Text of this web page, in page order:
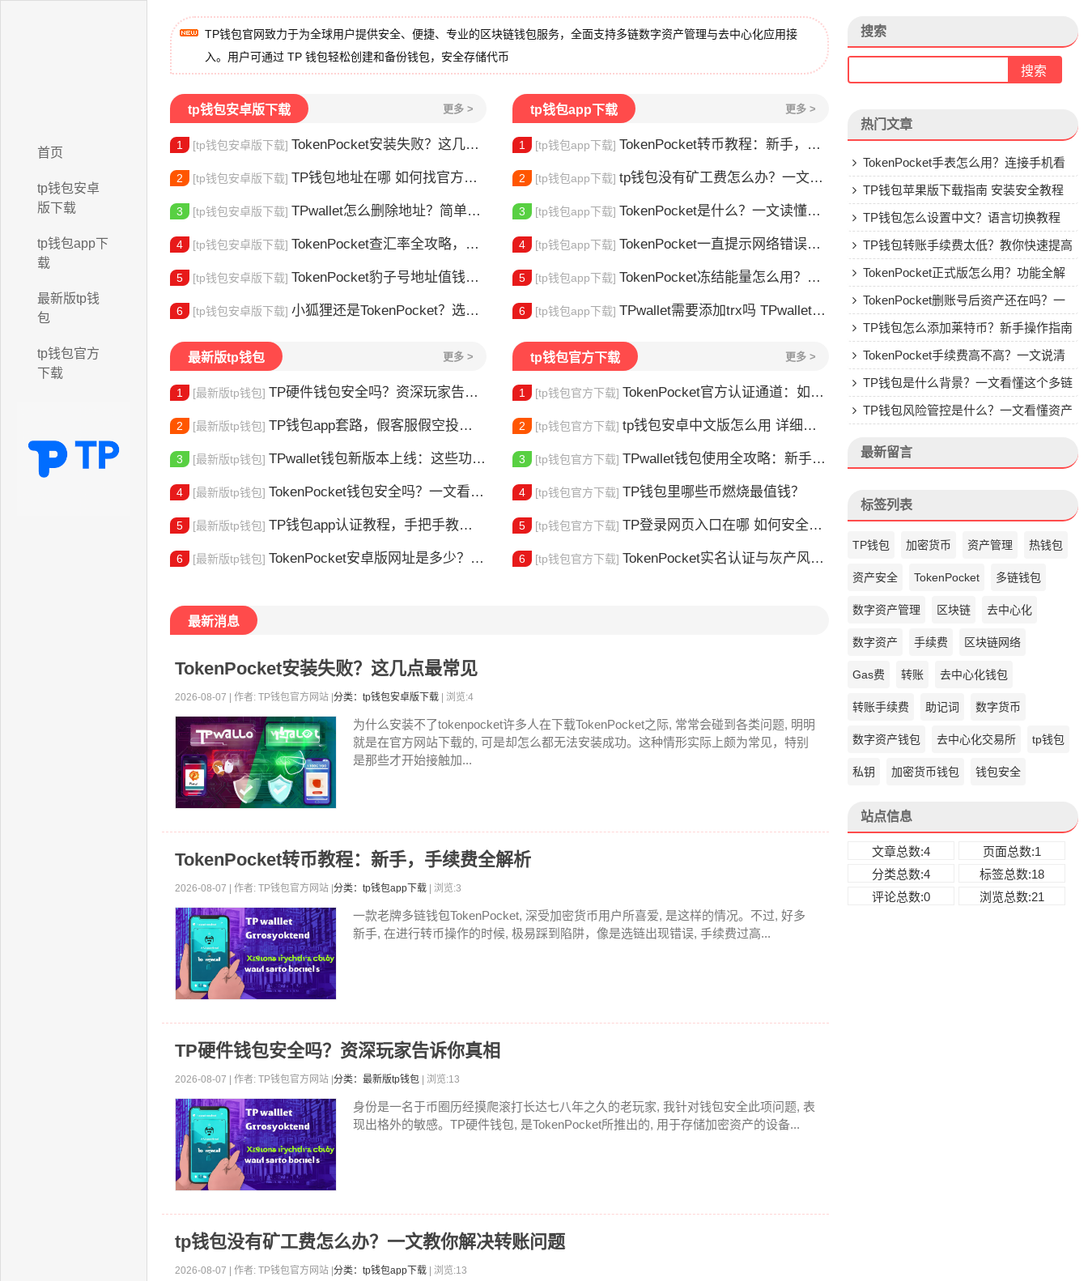
首页
tp钱包安卓
版下载
tp钱包app下
载
最新版tp钱
包
tp钱包官方
下载
TP钱包官网致力于为全球用户提供安全、便捷、专业的区块链钱包服务，全面支持多链数字资产管理与去中心化应用接
入。用户可通过 TP 钱包轻松创建和备份钱包，安全存储代币
tp钱包安卓版下载 更多 >
1 [tp钱包安卓版下载] TokenPocket安装失败？这几点最常见
2 [tp钱包安卓版下载] TP钱包地址在哪 如何找官方下载入口
3 [tp钱包安卓版下载] TPwallet怎么删除地址？简单几步教你移除多余钱包
4 [tp钱包安卓版下载] TokenPocket查汇率全攻略，新手一看就会
5 [tp钱包安卓版下载] TokenPocket豹子号地址值钱吗？新手看完这篇就懂了
6 [tp钱包安卓版下载] 小狐狸还是TokenPocket？选对钱包很重要
tp钱包app下载 更多 >
1 [tp钱包app下载] TokenPocket转币教程：新手，手续费全解析
2 [tp钱包app下载] tp钱包没有矿工费怎么办？一文教你解决转账问题
3 [tp钱包app下载] TokenPocket是什么？一文读懂这款热门多链钱包
4 [tp钱包app下载] TokenPocket一直提示网络错误怎么办？这几个方法帮你快速解决
5 [tp钱包app下载] TokenPocket冻结能量怎么用？TRX冻结获取能量详解
6 [tp钱包app下载] TPwallet需要添加trx吗 TPwallet要不要充TRX？一文说清
最新版tp钱包 更多 >
1 [最新版tp钱包] TP硬件钱包安全吗？资深玩家告诉你真相
2 [最新版tp钱包] TP钱包app套路，假客服假空投全曝光
3 [最新版tp钱包] TPwallet钱包新版本上线：这些功能升级值得体验
4 [最新版tp钱包] TokenPocket钱包安全吗？一文看懂真实风险
5 [最新版tp钱包] TP钱包app认证教程，手把手教你完成身份验证
6 [最新版tp钱包] TokenPocket安卓版网址是多少？一文教你安全下载
tp钱包官方下载 更多 >
1 [tp钱包官方下载] TokenPocket官方认证通道：如何找到真正的官方渠道
2 [tp钱包官方下载] tp钱包安卓中文版怎么用 详细安装教程
3 [tp钱包官方下载] TPwallet钱包使用全攻略：新手也能快速上手掌握
4 [tp钱包官方下载] TP钱包里哪些币燃烧最值钱？
5 [tp钱包官方下载] TP登录网页入口在哪 如何安全快速登陆平台
6 [tp钱包官方下载] TokenPocket实名认证与灰产风险全解析
最新消息
TokenPocket安装失败？这几点最常见
2026-08-07 | 作者: TP钱包官方网站 | 分类：tp钱包安卓版下载 | 浏览:4
为什么安装不了tokenpocket许多人在下载TokenPocket之际, 常常会碰到各类问题, 明明
就是在官方网站下载的, 可是却怎么都无法安装成功。这种情形实际上颇为常见，特别
是那些才开始接触加...
TokenPocket转币教程：新手，手续费全解析
2026-08-07 | 作者: TP钱包官方网站 | 分类：tp钱包app下载 | 浏览:3
一款老牌多链钱包TokenPocket, 深受加密货币用户所喜爱, 是这样的情况。不过, 好多
新手, 在进行转币操作的时候, 极易踩到陷阱，像是选链出现错误, 手续费过高...
TP硬件钱包安全吗？资深玩家告诉你真相
2026-08-07 | 作者: TP钱包官方网站 | 分类：最新版tp钱包 | 浏览:13
身份是一名于币圈历经摸爬滚打长达七八年之久的老玩家, 我针对钱包安全此项问题, 表
现出格外的敏感。TP硬件钱包, 是TokenPocket所推出的, 用于存储加密资产的设备...
tp钱包没有矿工费怎么办？一文教你解决转账问题
2026-08-07 | 作者: TP钱包官方网站 | 分类：tp钱包app下载 | 浏览:13
搜索
热门文章
TokenPocket手表怎么用？连接手机看
行情教程
TP钱包苹果版下载指南 安装安全教程
TP钱包怎么设置中文？语言切换教程
TP钱包转账手续费太低？教你快速提高
Gas费
TokenPocket正式版怎么用？功能全解
析与安全使用指南
TokenPocket删账号后资产还在吗？一
文讲清楚
TP钱包怎么添加莱特币？新手操作指南
TokenPocket手续费高不高？一文说清
楚TP钱包是什么背景？一文看懂这个多链
钱包的来头
TP钱包风险管控是什么？一文看懂资产
最新留言
标签列表
TP钱包 加密货币 资产管理 热钱包
资产安全 TokenPocket 多链钱包
数字资产管理 区块链 去中心化
数字资产 手续费 区块链网络
Gas费 转账 去中心化钱包
转账手续费 助记词 数字货币
数字资产钱包 去中心化交易所 tp钱包
私钥 加密货币钱包 钱包安全
站点信息
文章总数:4
页面总数:1
分类总数:4
标签总数:18
评论总数:0
浏览总数:21